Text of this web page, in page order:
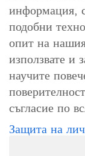
За контакт
info@cosori.bg
0898 396 966
Работно
Понеделник-
Събота,
информация,
подобни
опит на
използвате и
научите
съгласие по
Защита на